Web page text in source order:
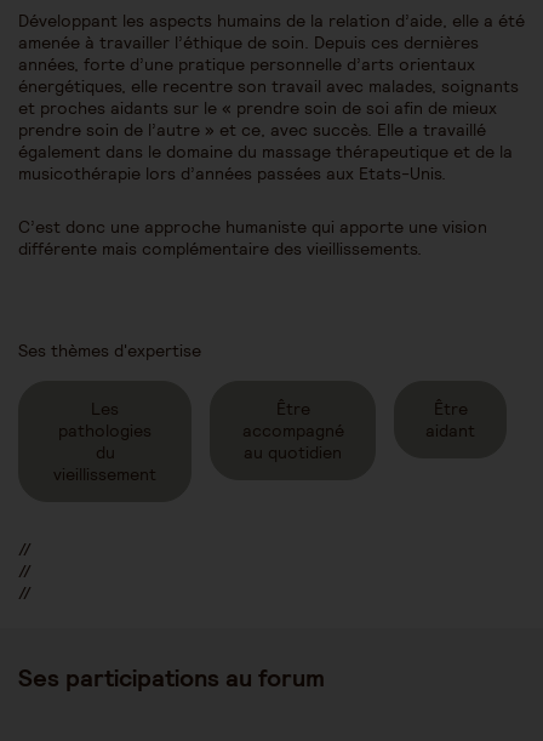
Développant les aspects humains de la relation d’aide, elle a été
amenée à travailler l’éthique de soin. Depuis ces dernières
années, forte d’une pratique personnelle d’arts orientaux
énergétiques, elle recentre son travail avec malades, soignants
et proches aidants sur le « prendre soin de soi afin de mieux
prendre soin de l’autre » et ce, avec succès. Elle a travaillé
également dans le domaine du massage thérapeutique et de la
musicothérapie lors d’années passées aux Etats-Unis.
C’est donc une approche humaniste qui apporte une vision
différente mais complémentaire des vieillissements.
Ses thèmes d'expertise
Les
pathologies
du
vieillissement
Être
accompagné
au quotidien
Être
aidant
//
//
//
Ses participations au forum